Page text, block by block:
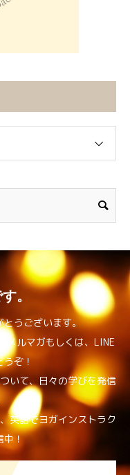
。
とうございます。
メルマガもしくは、LINE
うぞ！
いて、日々の学びを発信
英語でヨガインストラク
中！